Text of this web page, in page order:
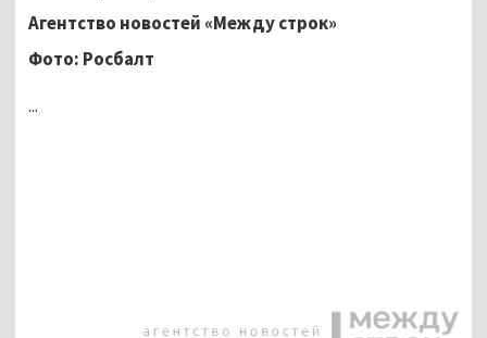
Агентство новостей «Между строк»
Фото: Росбалт
...